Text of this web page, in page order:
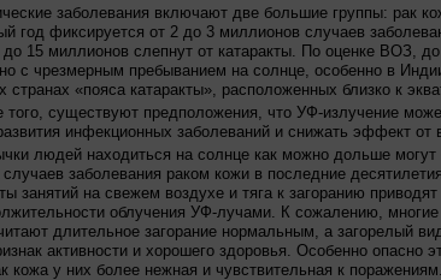
заболевания включают две большие группы: рак
год фиксируется от 2 до 3 миллионов случаев
15 миллионов слепнут от катаракты. По оценке ВОЗ,
с чрезмерным пребыванием на солнце, особенно в
странах «пояса катаракты», расположенных близко к
того, существуют предположения, что УФ-излучение
инфекционных заболеваний и снижать эффект от
людей находиться на солнце как можно дольше могут
случаев заболевания раком кожи в последние
занятий на свежем воздухе и тяга к загоранию
облучения УФ-лучами. К сожалению,
длительное загорание нормальным, а загорелый
активности и хорошего здоровья. Особенно опасно
кожа у них более нежная и чувствительная к поражениям.